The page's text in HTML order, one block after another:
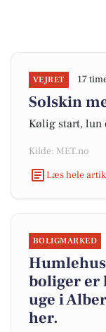
VEJRET 17
Solskin
Kølig start, lun
Kilde: MET.no
Læs hele
BOLIGMARKED
boliger er
uge i
her.